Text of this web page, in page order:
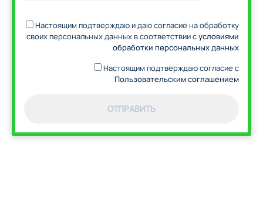
Настоящим подтверждаю и даю согласие на обработку
своих персональных данных в соответствии сусловиями
обработки персональных данных
Настоящим подтверждаю согласие с
Пользовательским соглашением
ОТПРАВИТЬ